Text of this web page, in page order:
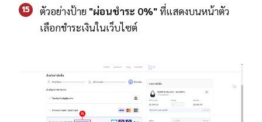
15 ตัวอย่างป้าย "ผ่อนชำระ 0%"ที่แสดงบนหน้าตัว
เลือกชำระเงินในเว็บไซต์